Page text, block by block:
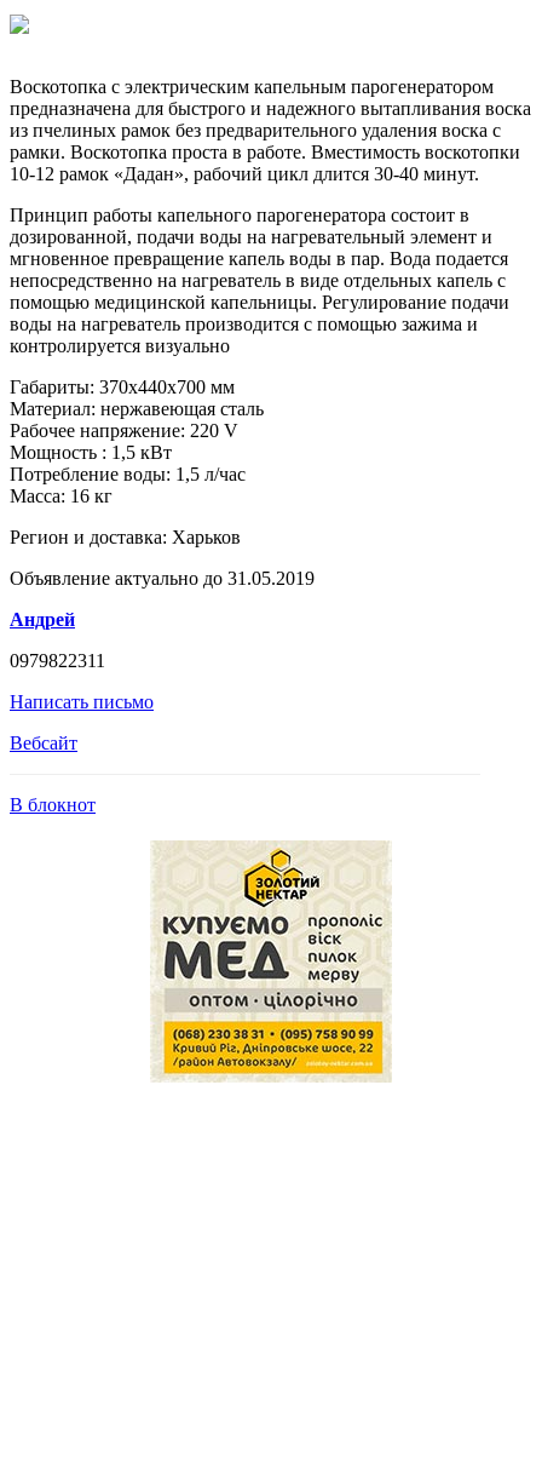
Воскотопка с электрическим капельным парогенератором
предназначена для быстрого и надежного вытапливания воска
из пчелиных рамок без предварительного удаления воска с
рамки. Воскотопка проста в работе. Вместимость воскотопки
10-12 рамок «Дадан», рабочий цикл длится 30-40 минут.
Принцип работы капельного парогенератора состоит в
дозированной, подачи воды на нагревательный элемент и
мгновенное превращение капель воды в пар. Вода подается
непосредственно на нагреватель в виде отдельных капель с
помощью медицинской капельницы. Регулирование подачи
воды на нагреватель производится с помощью зажима и
контролируется визуально
Габариты: 370х440х700 мм
Материал: нержавеющая сталь
Рабочее напряжение: 220 V
Мощность : 1,5 кВт
Потребление воды: 1,5 л/час
Масса: 16 кг
Регион и доставка: Харьков
Объявление актуально до 31.05.2019
Андрей
0979822311
Написать письмо
Вебсайт
В блокнот